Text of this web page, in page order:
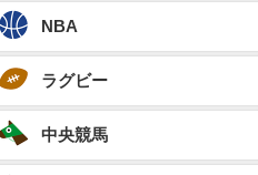
NBA
ラグビー
中央競馬